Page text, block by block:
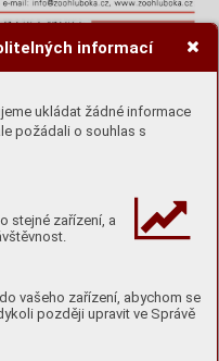
informací
ukládat žádné informace
požádali o souhlas s
stejné zařízení, a
vašeho zařízení, abychom se
později upravit ve Správě